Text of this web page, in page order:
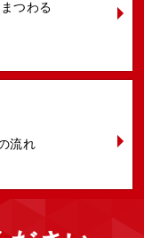
まつわる
流れ